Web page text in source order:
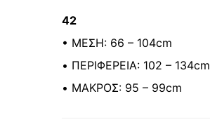
42
• ΜΕΣΗ: 66 – 104cm
• ΠΕΡΙΦΕΡΕΙΑ: 102 – 134cm
• ΜΑΚΡΟΣ: 95 – 99cm